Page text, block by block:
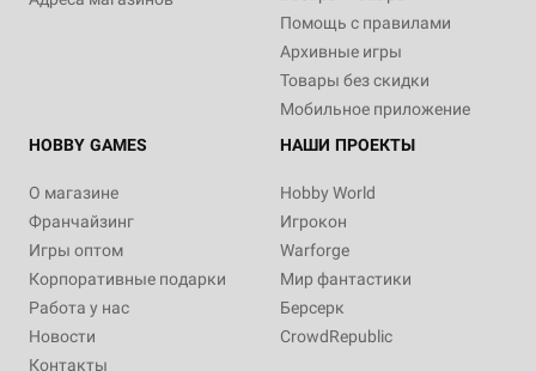
Помощь с правилами
Архивные игры
Товары без скидки
Мобильное приложение
HOBBY GAMES
О магазине
Франчайзинг
Игры оптом
Корпоративные подарки
Работа у нас
Новости
Контакты
НАШИ ПРОЕКТЫ
Hobby World
Игрокон
Warforge
Мир фантастики
Берсерк
CrowdRepublic